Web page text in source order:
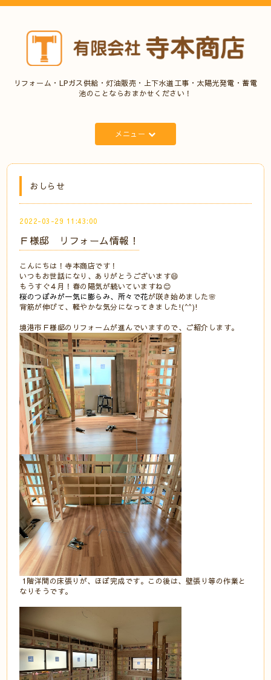
リフォーム・LPガス供給・灯油販売・上下水道工事・太陽光発電・蓄電
池のことならおまかせください！
メニュー
おしらせ
2022-03-29 11:43:00
Ｆ様邸 リフォーム情報！
こんにちは！寺本商店です！
いつもお世話になり、ありがとうございます😄
もうすぐ４月！春の陽気が続いていますね😊
桜のつぼみが一気に膨らみ、所々で花が咲き始めました🌸
背筋が伸びて、軽やかな気分になってきました!(^^)!
境港市Ｆ様邸のリフォームが進んでいますので、ご紹介します。
1階洋間の床張りが、ほぼ完成です。この後は、壁張り等の作業と
なりそうです。